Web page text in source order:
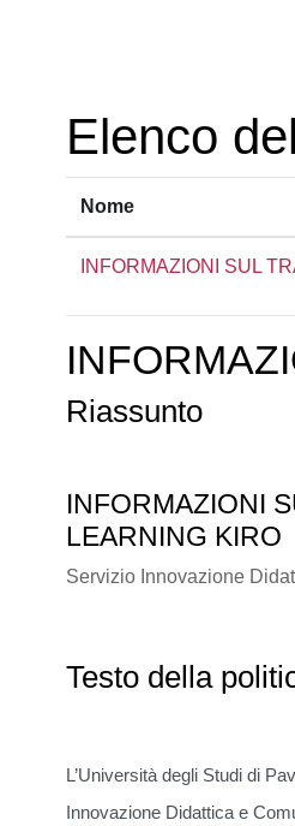
Elenco
Nome
INFORMAZIONI SUL
Riassunto
INFORMAZIONI
LEARNING KIRO
Servizio Innovazione
Testo della
L’Università degli Studi di
Innovazione Didattica e